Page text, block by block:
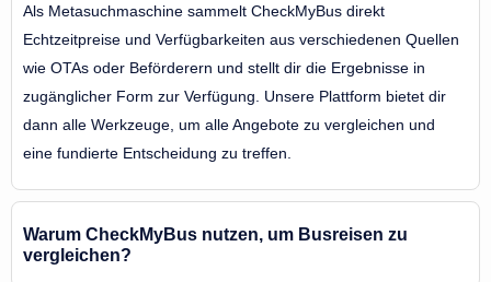
Als Metasuchmaschine sammelt CheckMyBus direkt
Echtzeitpreise und Verfügbarkeiten aus verschiedenen Quellen
wie OTAs oder Beförderern und stellt dir die Ergebnisse in
zugänglicher Form zur Verfügung. Unsere Plattform bietet dir
dann alle Werkzeuge, um alle Angebote zu vergleichen und
eine fundierte Entscheidung zu treffen.
Warum CheckMyBus nutzen, um Busreisen zu
vergleichen?